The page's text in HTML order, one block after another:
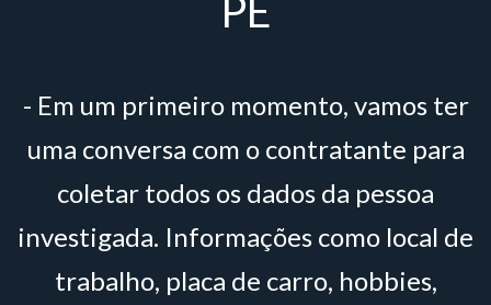
PE
- Em um primeiro momento, vamos ter
uma conversa com o contratante para
coletar todos os dados da pessoa
investigada. Informações como local de
trabalho, placa de carro, hobbies,